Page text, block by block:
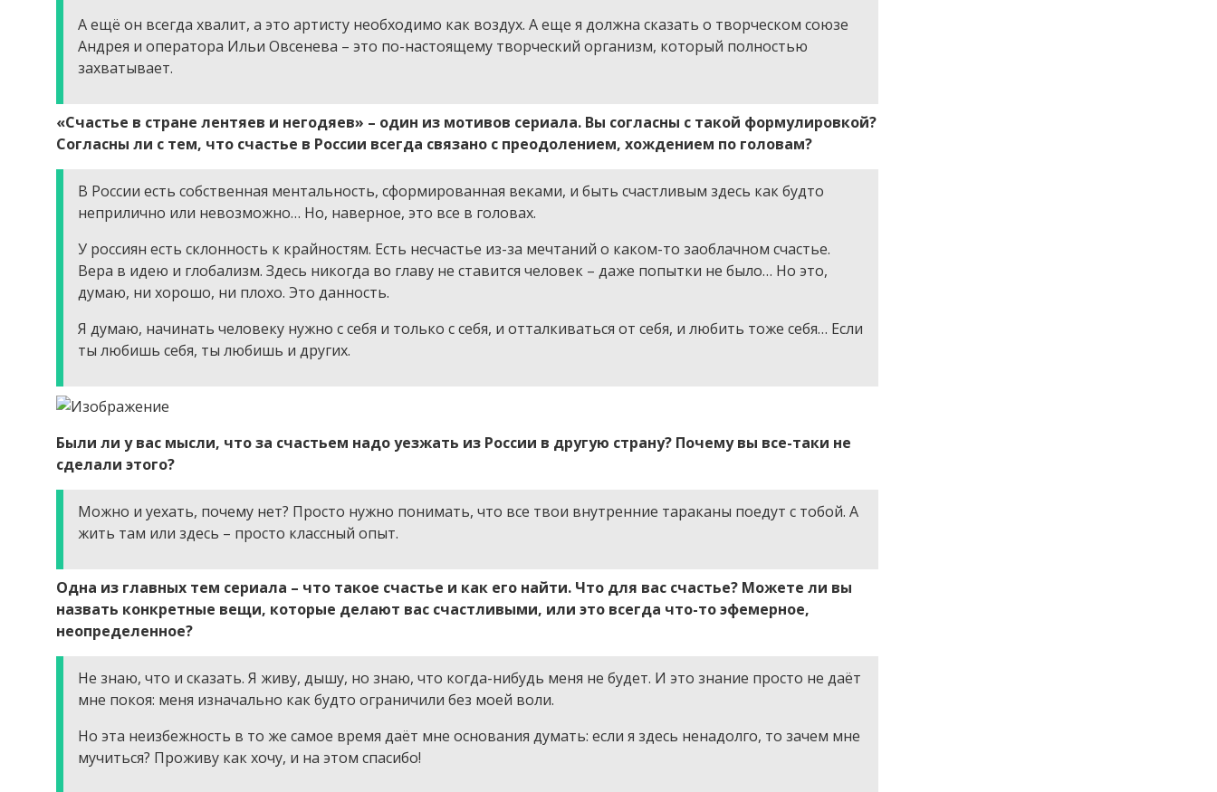
А ещё он всегда хвалит, а это артисту необходимо как воздух. А еще я должна сказать о творческом союзе
Андрея и оператора Ильи Овсенева – это по-настоящему творческий организм, который полностью
захватывает.
«Счастье в стране лентяев и негодяев» – один из мотивов сериала. Вы согласны с такой формулировкой?
Согласны ли с тем, что счастье в России всегда связано с преодолением, хождением по головам?
В России есть собственная ментальность, сформированная веками, и быть счастливым здесь как будто
неприлично или невозможно… Но, наверное, это все в головах.
У россиян есть склонность к крайностям. Есть несчастье из-за мечтаний о каком-то заоблачном счастье.
Вера в идею и глобализм. Здесь никогда во главу не ставится человек – даже попытки не было… Но это,
думаю, ни хорошо, ни плохо. Это данность.
Я думаю, начинать человеку нужно с себя и только с себя, и отталкиваться от себя, и любить тоже себя… Если
ты любишь себя, ты любишь и других.
Были ли у вас мысли, что за счастьем надо уезжать из России в другую страну? Почему вы все-таки не
сделали этого?
Можно и уехать, почему нет? Просто нужно понимать, что все твои внутренние тараканы поедут с тобой. А
жить там или здесь – просто классный опыт.
Одна из главных тем сериала – что такое счастье и как его найти. Что для вас счастье? Можете ли вы
назвать конкретные вещи, которые делают вас счастливыми, или это всегда что-то эфемерное,
неопределенное?
Не знаю, что и сказать. Я живу, дышу, но знаю, что когда-нибудь меня не будет. И это знание просто не даёт
мне покоя: меня изначально как будто ограничили без моей воли.
Но эта неизбежность в то же самое время даёт мне основания думать: если я здесь ненадолго, то зачем мне
мучиться? Проживу как хочу, и на этом спасибо!